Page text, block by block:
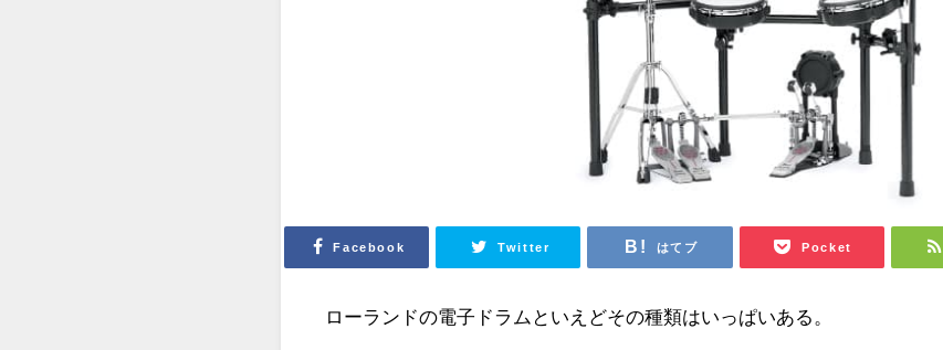
Facebook Twitter はてブ Pocket
ローランドの電子ドラムといえどその種類はいっぱいある。